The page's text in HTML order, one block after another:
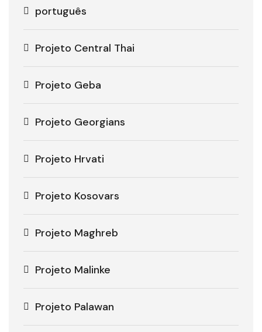
português
Projeto Central Thai
Projeto Geba
Projeto Georgians
Projeto Hrvati
Projeto Kosovars
Projeto Maghreb
Projeto Malinke
Projeto Palawan